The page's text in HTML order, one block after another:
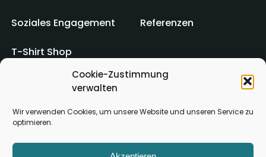
Cookie-Zustimmung
verwalten
Wir verwenden Cookies, um unsere Website und unseren Service zu
optimieren.
Soziales Engagement Referenzen
T-Shirt Shop
Impressum AGB